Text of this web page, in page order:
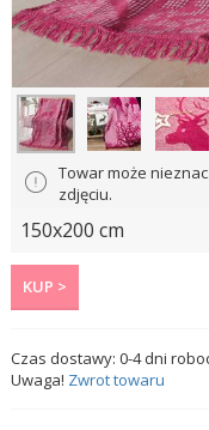
Towar może
zdjęciu.
150x200 cm
KUP >
Czas dostawy:0-4dni
Uwaga! Zwrot towaru